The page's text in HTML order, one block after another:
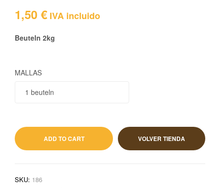
1,50 € IVA incluido
Beuteln 2kg
MALLAS
ADD TO CART VOLVER TIENDA
SKU: 186